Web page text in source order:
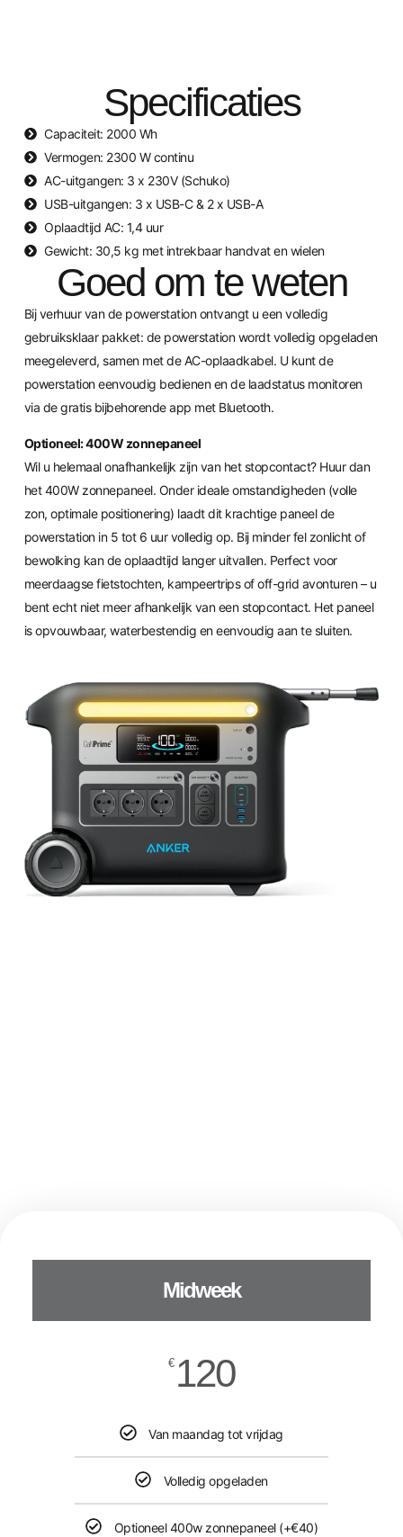
Specificaties
Capaciteit: 2000 Wh
Vermogen: 2300 W continu
AC-uitgangen: 3 x 230V (Schuko)
USB-uitgangen: 3 x USB-C & 2 x USB-A
Oplaadtijd AC: 1,4 uur
Gewicht: 30,5 kg met intrekbaar handvat en wielen
Goed om te weten
Bij verhuur van de powerstation ontvangt u een volledig
gebruiksklaar pakket: de powerstation wordt volledig opgeladen
meegeleverd, samen met de AC-oplaadkabel. U kunt de
powerstation eenvoudig bedienen en de laadstatus monitoren
via de gratis bijbehorende app met Bluetooth.
Optioneel: 400W zonnepaneel
Wil u helemaal onafhankelijk zijn van het stopcontact? Huur dan
het 400W zonnepaneel. Onder ideale omstandigheden (volle
zon, optimale positionering) laadt dit krachtige paneel de
powerstation in 5 tot 6 uur volledig op. Bij minder fel zonlicht of
bewolking kan de oplaadtijd langer uitvallen. Perfect voor
meerdaagse fietstochten, kampeertrips of off-grid avonturen – u
bent echt niet meer afhankelijk van een stopcontact. Het paneel
is opvouwbaar, waterbestendig en eenvoudig aan te sluiten.
Midweek
€ 120
Van maandag tot vrijdag
Volledig opgeladen
Optioneel 400w zonnepaneel (+€40)